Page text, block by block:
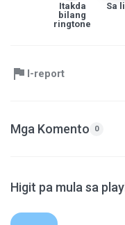
Itakda
bilang
ringtone
Sa
I-report
Mga Komento 0
Higit pa mula sa